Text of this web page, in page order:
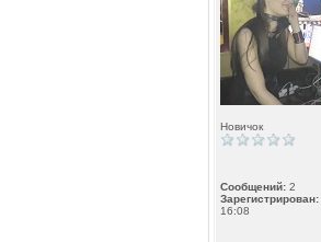
Новичок
Сообщений: 2
Зарегистрирован:
16:08